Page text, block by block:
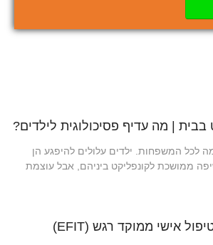
בבית | מה עדיף פסיכולוגית לילדים?
לכל המשפחות. ילדים עלולים להיפגע הן
ממושכת לקונפליקט ביניהם, אבל עוצמת